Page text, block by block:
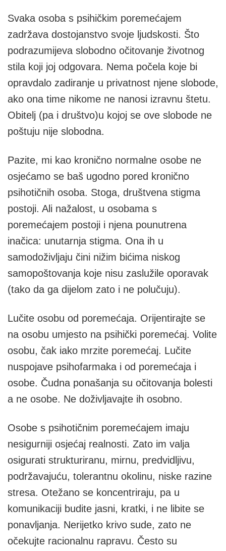
Svaka osoba s psihičkim poremećajem
zadržava dostojanstvo svoje ljudskosti. Što
podrazumijeva slobodno očitovanje životnog
stila koji joj odgovara. Nema počela koje bi
opravdalo zadiranje u privatnost njene slobode,
ako ona time nikome ne nanosi izravnu štetu.
Obitelj (pa i društvo)u kojoj se ove slobode ne
poštuju nije slobodna.
Pazite, mi kao kronično normalne osobe ne
osjećamo se baš ugodno pored kronično
psihotičnih osoba. Stoga, društvena stigma
postoji. Ali nažalost, u osobama s
poremećajem postoji i njena pounutrena
inačica: unutarnja stigma. Ona ih u
samodoživljaju čini nižim bićima niskog
samopoštovanja koje nisu zaslužile oporavak
(tako da ga dijelom zato i ne polučuju).
Lučite osobu od poremećaja. Orijentirajte se
na osobu umjesto na psihički poremećaj. Volite
osobu, čak iako mrzite poremećaj. Lučite
nuspojave psihofarmaka i od poremećaja i
osobe. Čudna ponašanja su očitovanja bolesti
a ne osobe. Ne doživljavajte ih osobno.
Osobe s psihotičnim poremećajem imaju
nesigurniji osjećaj realnosti. Zato im valja
osigurati strukturiranu, mirnu, predvidljivu,
podržavajuću, tolerantnu okolinu, niske razine
stresa. Otežano se koncentriraju, pa u
komunikaciji budite jasni, kratki, i ne libite se
ponavljanja. Nerijetko krivo sude, zato ne
očekujte racionalnu rapravu. Često su